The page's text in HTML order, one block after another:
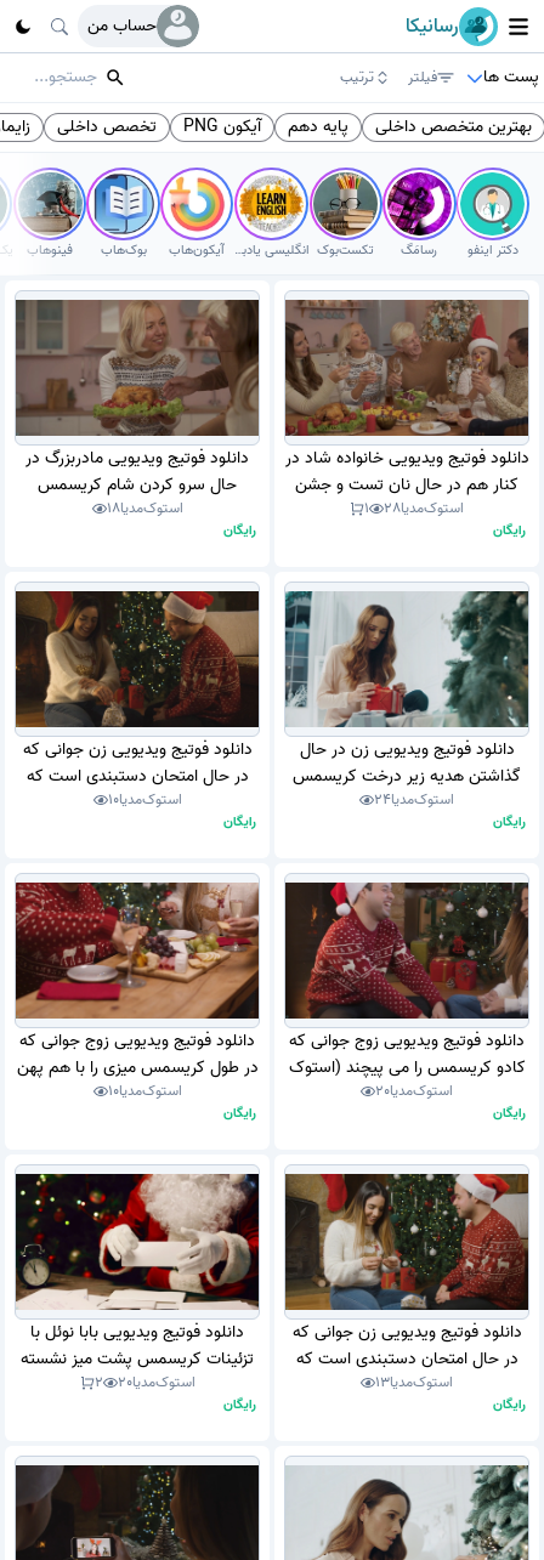
رسانیکا
حساب من
پست ها
فیلتر ترتیب
بهترین متخصص داخلی پایه دهم آیکون PNG تخصص داخلی
دکتر اینفو رسامَگ تکست‌بوک انگلیسی یادبگیر آیکون‌هاب بوک‌هاب فینوهاب
دانلود فوتیج ویدیویی خانواده شاد در
کنار هم در حال نان تست و جشن
گرفتن شام کریسمس (استوک
استوک‌مدیا28
1
رایگان
دانلود فوتیج ویدیویی مادربزرگ در
حال سرو کردن شام کریسمس
(استوک فوتیج)
استوک‌مدیا18
رایگان
دانلود فوتیج ویدیویی زن در حال
گذاشتن هدیه زیر درخت کریسمس
در خانه مجلل (استوک فوتیج)
استوک‌مدیا24
رایگان
دانلود فوتیج ویدیویی زن جوانی که
در حال امتحان دستبندی است که
برای کریسمس توسط همسرش به او
داده شده است (استوک فوتیج)
استوک‌مدیا10
رایگان
دانلود فوتیج ویدیویی زوج جوانی که
کادو کریسمس را می پیچند (استوک
فوتیج)
استوک‌مدیا20
رایگان
دانلود فوتیج ویدیویی زوج جوانی که
در طول کریسمس میزی را با هم پهن
می کنند (استوک فوتیج)
استوک‌مدیا10
رایگان
دانلود فوتیج ویدیویی زن جوانی که
در حال امتحان دستبندی است که
برای کریسمس توسط همسرش به او
داده شده است (استوک فوتیج)
استوک‌مدیا13
رایگان
دانلود فوتیج ویدیویی بابا نوئل با
تزئینات کریسمس پشت میز نشسته
در اتاقی نامه می خواند (استوک
استوک‌مدیا20
2
رایگان